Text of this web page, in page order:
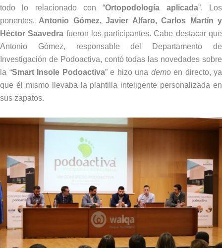
todo lo relacionado con “Ortopodología aplicada”. Los
ponentes, Antonio Gómez, Javier Alfaro, Carlos Martín y
Héctor Saavedra fueron los participantes. Cabe destacar que
Antonio Gómez, responsable del Departamento de
Investigación de Podoactiva, contó todas las novedades sobre
la “Smart Insole Podoactiva” e hizo una demoen directo, ya
que él mismo llevaba la plantilla inteligente personalizada en
sus zapatos.